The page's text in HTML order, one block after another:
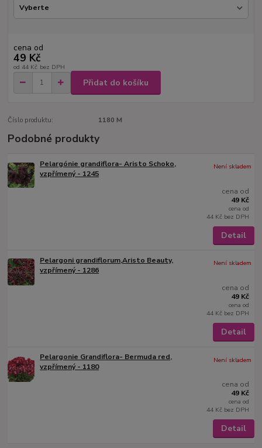
cena od
49 Kč
od 44 Kč bez DPH
Přidat do košíku
Číslo produktu: 1180 M
Podobné produkty
Pelargónie grandiflora- Aristo Schoko,
vzpřímený - 1245
cena od
49 Kč
cena od
44 Kč bez DPH
Není skladem
Detail
Pelargoni grandiflorum,Aristo Beauty,
vzpřímený - 1286
cena od
49 Kč
cena od
44 Kč bez DPH
Není skladem
Detail
Pelargonie Grandiflora- Bermuda red,
vzpřímený - 1180
cena od
49 Kč
cena od
44 Kč bez DPH
Není skladem
Detail